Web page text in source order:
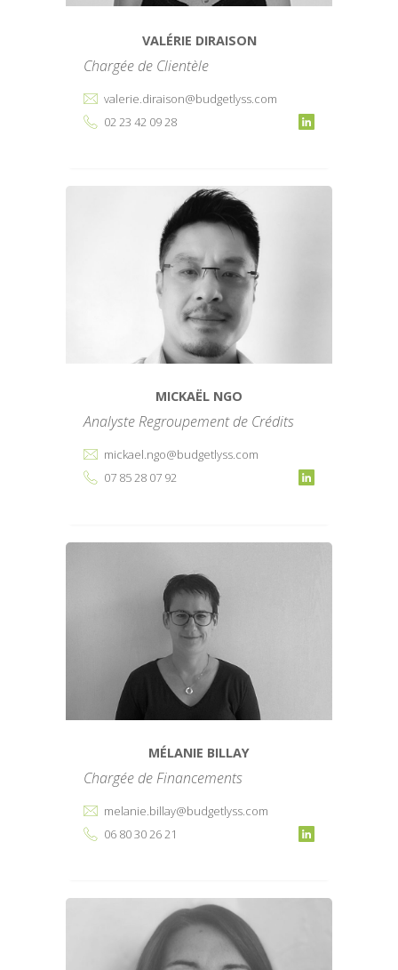
VALÉRIE DIRAISON
Chargée de Clientèle
valerie.diraison@budgetlyss.com
02 23 42 09 28
MICKAËL NGO
Analyste Regroupement de Crédits
mickael.ngo@budgetlyss.com
07 85 28 07 92
MÉLANIE BILLAY
Chargée de Financements
melanie.billay@budgetlyss.com
06 80 30 26 21